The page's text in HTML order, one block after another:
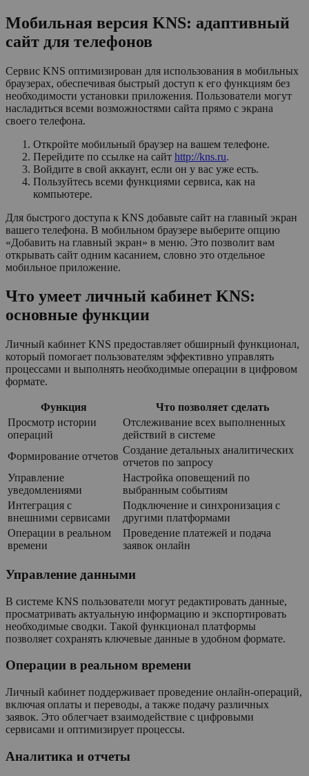
Мобильная версия KNS: адаптивный
сайт для телефонов
Сервис KNS оптимизирован для использования в мобильных
браузерах, обеспечивая быстрый доступ к его функциям без
необходимости установки приложения. Пользователи могут
насладиться всеми возможностями сайта прямо с экрана
своего телефона.
Откройте мобильный браузер на вашем телефоне.
Перейдите по ссылке на сайт http://kns.ru.
Войдите в свой аккаунт, если он у вас уже есть.
Пользуйтесь всеми функциями сервиса, как на
компьютере.
Для быстрого доступа к KNS добавьте сайт на главный экран
вашего телефона. В мобильном браузере выберите опцию
«Добавить на главный экран» в меню. Это позволит вам
открывать сайт одним касанием, словно это отдельное
мобильное приложение.
Что умеет личный кабинет KNS:
основные функции
Личный кабинет KNS предоставляет обширный функционал,
который помогает пользователям эффективно управлять
процессами и выполнять необходимые операции в цифровом
формате.
Функция
Что позволяет сделать
Просмотр истории
операций
Отслеживание всех выполненных
действий в системе
Формирование отчетов
Создание детальных аналитических
отчетов по запросу
Управление
уведомлениями
Настройка оповещений по
выбранным событиям
Интеграция с
внешними сервисами
Подключение и синхронизация с
другими платформами
Операции в реальном
времени
Проведение платежей и подача
заявок онлайн
Управление данными
В системе KNS пользователи могут редактировать данные,
просматривать актуальную информацию и экспортировать
необходимые сводки. Такой функционал платформы
позволяет сохранять ключевые данные в удобном формате.
Операции в реальном времени
Личный кабинет поддерживает проведение онлайн-операций,
включая оплаты и переводы, а также подачу различных
заявок. Это облегчает взаимодействие с цифровыми
сервисами и оптимизирует процессы.
Аналитика и отчеты